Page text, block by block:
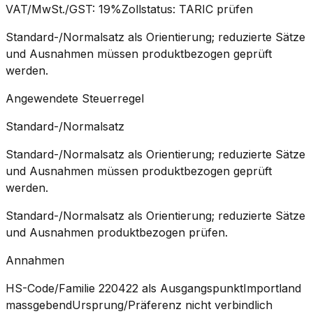
VAT/MwSt./GST: 19%Zollstatus: TARIC prüfen
Standard-/Normalsatz als Orientierung; reduzierte Sätze
und Ausnahmen müssen produktbezogen geprüft
werden.
Angewendete Steuerregel
Standard-/Normalsatz
Standard-/Normalsatz als Orientierung; reduzierte Sätze
und Ausnahmen müssen produktbezogen geprüft
werden.
Standard-/Normalsatz als Orientierung; reduzierte Sätze
und Ausnahmen produktbezogen prüfen.
Annahmen
HS-Code/Familie 220422 als AusgangspunktImportland
massgebendUrsprung/Präferenz nicht verbindlich